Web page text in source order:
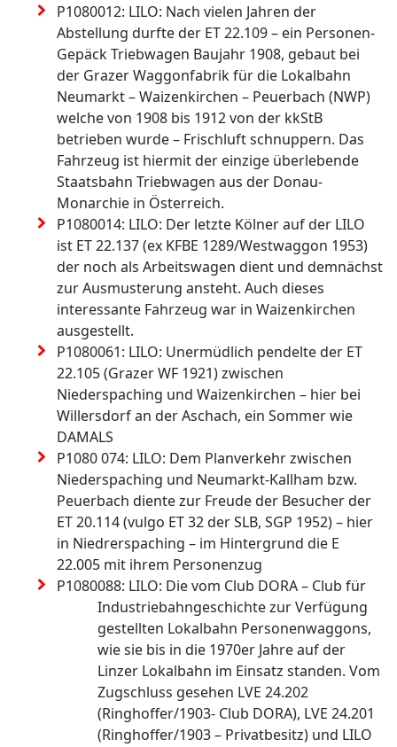
P1080012: LILO: Nach vielen Jahren der
Abstellung durfte der ET 22.109 – ein Personen-
Gepäck Triebwagen Baujahr 1908, gebaut bei
der Grazer Waggonfabrik für die Lokalbahn
Neumarkt – Waizenkirchen – Peuerbach (NWP)
welche von 1908 bis 1912 von der kkStB
betrieben wurde – Frischluft schnuppern. Das
Fahrzeug ist hiermit der einzige überlebende
Staatsbahn Triebwagen aus der Donau-
Monarchie in Österreich.
P1080014: LILO: Der letzte Kölner auf der LILO
ist ET 22.137 (ex KFBE 1289/Westwaggon 1953)
der noch als Arbeitswagen dient und demnächst
zur Ausmusterung ansteht. Auch dieses
interessante Fahrzeug war in Waizenkirchen
ausgestellt.
P1080061: LILO: Unermüdlich pendelte der ET
22.105 (Grazer WF 1921) zwischen
Niederspaching und Waizenkirchen – hier bei
Willersdorf an der Aschach, ein Sommer wie
DAMALS
P1080 074: LILO: Dem Planverkehr zwischen
Niederspaching und Neumarkt-Kallham bzw.
Peuerbach diente zur Freude der Besucher der
ET 20.114 (vulgo ET 32 der SLB, SGP 1952) – hier
in Niedrerspaching – im Hintergrund die E
22.005 mit ihrem Personenzug
P1080088: LILO: Die vom Club DORA – Club für
Industriebahngeschichte zur Verfügung
gestellten Lokalbahn Personenwaggons,
wie sie bis in die 1970er Jahre auf der
Linzer Lokalbahn im Einsatz standen. Vom
Zugschluss gesehen LVE 24.202
(Ringhoffer/1903- Club DORA), LVE 24.201
(Ringhoffer/1903 – Privatbesitz) und LILO